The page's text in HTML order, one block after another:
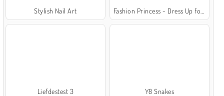
Stylish Nail Art
Liefdestest 3 Y8 Snakes